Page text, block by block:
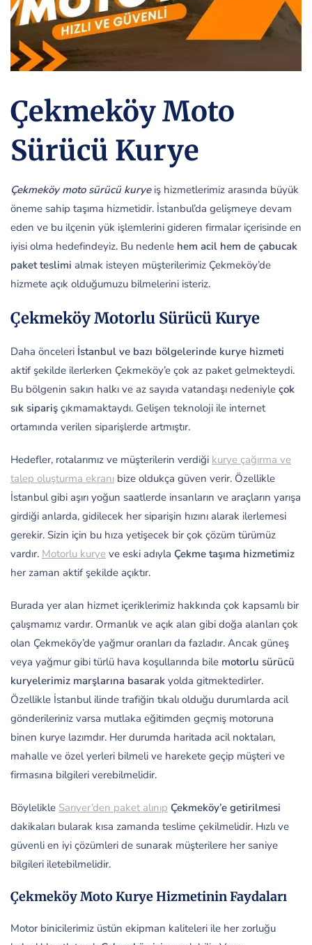
Çekmeköy Moto
Sürücü Kurye
Çekmeköy moto sürücü kuryeiş hizmetlerimiz arasında büyük
öneme sahip taşıma hizmetidir. İstanbul’da gelişmeye devam
eden ve bu ilçenin yük işlemlerini gideren firmalar içerisinde en
iyisi olma hedefindeyiz. Bu nedenle hem acil hem de çabucak
paket teslimi almak isteyen müşterilerimiz Çekmeköy’de
hizmete açık olduğumuzu bilmelerini isteriz.
Çekmeköy Motorlu Sürücü Kurye
Daha önceleri İstanbul ve bazı bölgelerinde kurye hizmeti
aktif şekilde ilerlerken Çekmeköy’e çok az paket gelmekteydi.
Bu bölgenin sakın halkı ve az sayıda vatandaşı nedeniyle çok
sık sipariş çıkmamaktaydı. Gelişen teknoloji ile internet
ortamında verilen siparişlerde artmıştır.
Hedefler, rotalarımız ve müşterilerin verdiği kurye çağırma ve
talep oluşturma ekranı bize oldukça güven verir. Özellikle
İstanbul gibi aşırı yoğun saatlerde insanların ve araçların yarışa
girdiği anlarda, gidilecek her siparişin hızını alarak ilerlemesi
gerekir. Sizin için bu hıza yetişecek bir çok çözüm türümüz
vardır. Motorlu kurye ve eski adıyla Çekme taşıma hizmetimiz
her zaman aktif şekilde açıktır.
Burada yer alan hizmet içeriklerimiz hakkında çok kapsamlı bir
çalışmamız vardır. Ormanlık ve açık alan gibi doğa alanları çok
olan Çekmeköy’de yağmur oranları da fazladır. Ancak güneş
veya yağmur gibi türlü hava koşullarında bile motorlu sürücü
kuryelerimiz marşlarına basarak yolda gitmektedirler.
Özellikle İstanbul ilinde trafiğin tıkalı olduğu durumlarda acil
gönderileriniz varsa mutlaka eğitimden geçmiş motoruna
binen kurye lazımdır. Her durumda haritada acil noktaları,
mahalle ve özel yerleri bilmeli ve harekete geçip müşteri ve
firmasına bilgileri verebilmelidir.
Böylelikle Sarıyer’den paket alınıp Çekmeköy’e getirilmesi
dakikaları bularak kısa zamanda teslime çekilmelidir. Hızlı ve
güvenli en iyi çözümleri de sunarak müşterilere her saniye
bilgileri iletebilmelidir.
Çekmeköy Moto Kurye Hizmetinin Faydaları
Motor binicilerimiz üstün ekipman kaliteleri ile her zorluğu